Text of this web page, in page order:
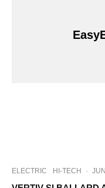
ELECTRIC HI-TECH ·